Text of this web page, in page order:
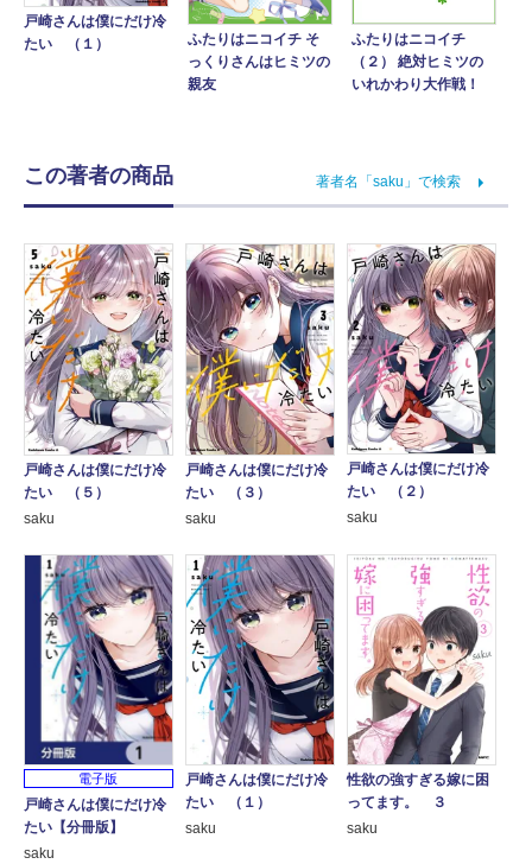
戸崎さんは僕にだけ冷
たい （１）
ふたりはニコイチ そ
っくりさんはヒミツの
親友
ふたりはニコイチ
（２） 絶対ヒミツの
いれかわり大作戦！
この著者の商品 著者名「saku」で検索
戸崎さんは僕にだけ冷
たい （５）
saku
戸崎さんは僕にだけ冷
たい （３）
saku
戸崎さんは僕にだけ冷
たい （２）
saku
電子版
戸崎さんは僕にだけ冷
たい【分冊版】
saku
戸崎さんは僕にだけ冷
たい （１）
saku
性欲の強すぎる嫁に困
ってます。 ３
saku